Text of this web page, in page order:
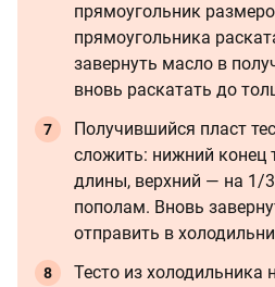
прямоугольник
прямоугольника
завернуть масло в
вновь раскатать до
Получившийся пласт
сложить: нижний конец
длины, верхний — на 1/
пополам. Вновь
отправить в
Тесто из холодильника